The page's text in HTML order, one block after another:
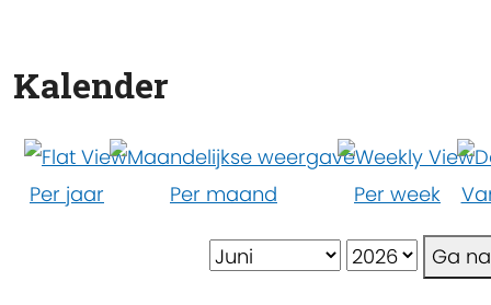
Kalender
Per jaar Per maand Per week
Ga